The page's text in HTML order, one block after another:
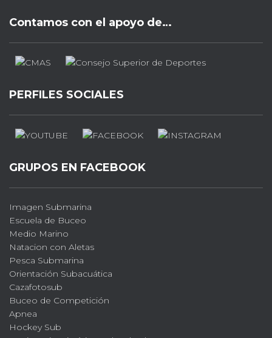
Contamos con el apoyo de…
PERFILES SOCIALES
GRUPOS EN FACEBOOK
Imagen Submarina
Escuela de Buceo
Medio Marino
Natacion con Aletas
Pesca Submarina
Orientación Subacuática
Cazafotosub
Buceo de Competición
Apnea
Hockey Sub